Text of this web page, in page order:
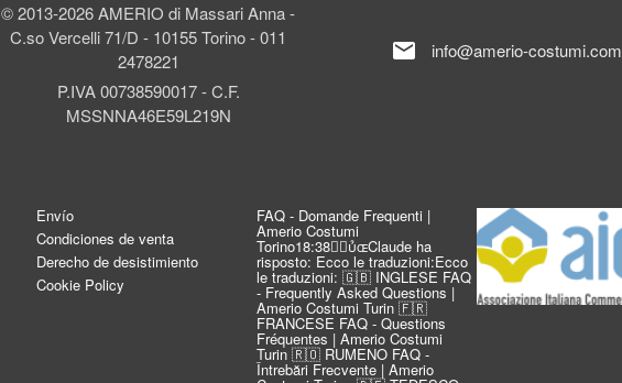
© 2013-2026 AMERIO di Massari Anna -
C.so Vercelli 71/D - 10155 Torino - 011
2478221
P.IVA 00738590017 - C.F.
MSSNNA46E59L219N
mail info@amerio-costumi.com
Envío
Condiciones de venta
Derecho de desistimiento
Cookie Policy
FAQ - Domande Frequenti |
Amerio Costumi
Torino18:38Claude ha
risposto: Ecco le traduzioni:Ecco
le traduzioni: 🇬🇧 INGLESE FAQ
- Frequently Asked Questions |
Amerio Costumi Turin 🇫🇷
FRANCESE FAQ - Questions
Fréquentes | Amerio Costumi
Turin 🇷🇴 RUMENO FAQ -
Întrebări Frecvente | Amerio